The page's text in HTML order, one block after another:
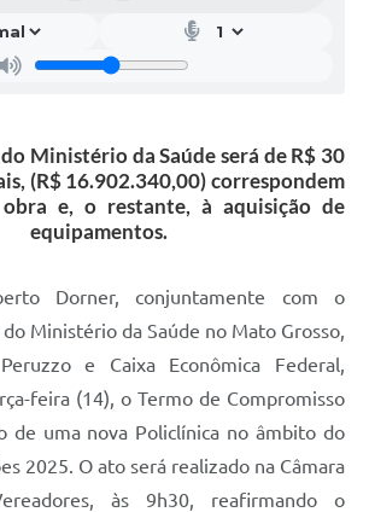
Ministério da Saúde será de R$ 30
(R$ 16.902.340,00) correspondem
e, o restante, à aquisição de
equipamentos.
Dorner, conjuntamente com o
Ministério da Saúde no Mato Grosso,
e Caixa Econômica Federal,
feira (14), o Termo de Compromisso
de uma nova Policlínica no âmbito do
2025. O ato será realizado na Câmara
às 9h30, reafirmando o